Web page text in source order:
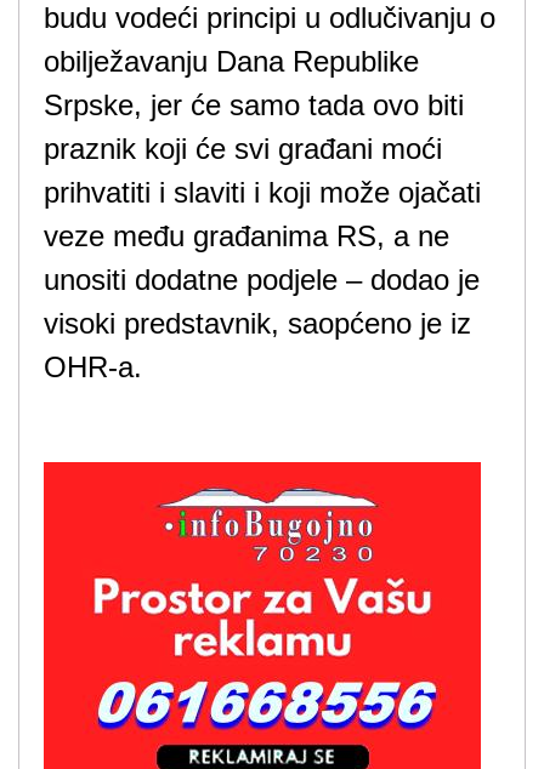
budu vodeći principi u odlučivanju o
obilježavanju Dana Republike
Srpske, jer će samo tada ovo biti
praznik koji će svi građani moći
prihvatiti i slaviti i koji može ojačati
veze među građanima RS, a ne
unositi dodatne podjele – dodao je
visoki predstavnik, saopćeno je iz
OHR-a.